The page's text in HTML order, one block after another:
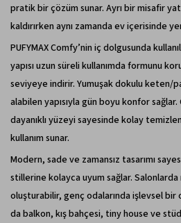
pratik bir çözüm sunar. Ayrı bir misafir
kaldırırken aynı zamanda ev içerisinde
PUFYMAX Comfy’nin iç dolgusunda
yapısı uzun süreli kullanımda formunu
seviyeye indirir. Yumuşak dokulu keten/
alabilen yapısıyla gün boyu konfor sağlar.
dayanıklı yüzeyi sayesinde kolay
kullanım sunar.
Modern, sade ve zamansız tasarımı
stillerine kolayca uyum sağlar.
oluşturabilir, genç odalarında işlevsel bir
da balkon, kış bahçesi, tiny house ve